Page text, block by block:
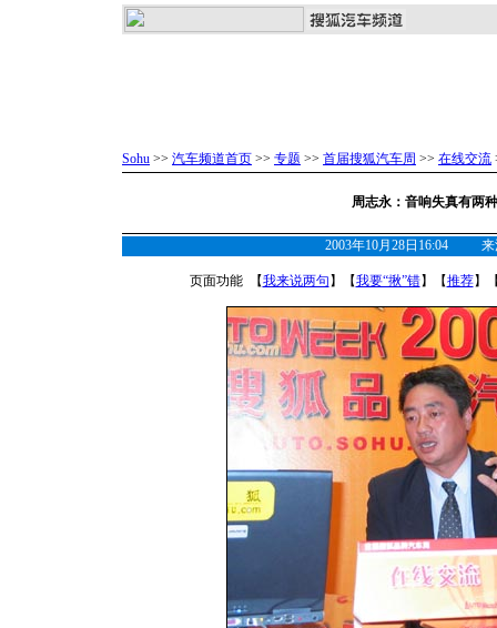
Sohu >> 汽车频道首页 >> 专题 >> 首届搜狐汽车周 >> 在线交流
周志永：音响失真有两
2003年10月28日16:04 来
页面功能 【我来说两句 】【我要“揪”错】【推荐】